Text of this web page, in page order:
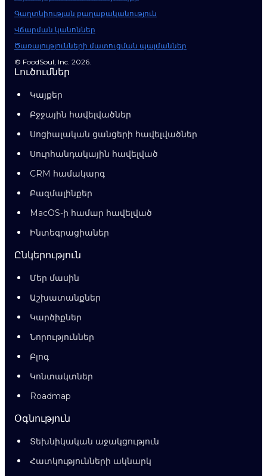
Գաղտնիության քաղաքականություն
Վճարման կանոններ
Ծառայությունների մատուցման պայմաններ
© FoodSoul, Inc. 2026.
Լուծումներ
Կայքեր
Բջջային հավելվածներ
Սոցիալական ցանցերի հավելվածներ
Սուրհանդակային հավելված
CRM համակարգ
Բազմալինքեր
MacOS-ի համար հավելված
Ինտեգրացիաներ
Ընկերություն
Մեր մասին
Աշխատանքներ
Կարծիքներ
Նորություններ
Բլոգ
Կոնտակտներ
Roadmap
Օգնություն
Տեխնիկական աջակցություն
Հատկությունների ակնարկ